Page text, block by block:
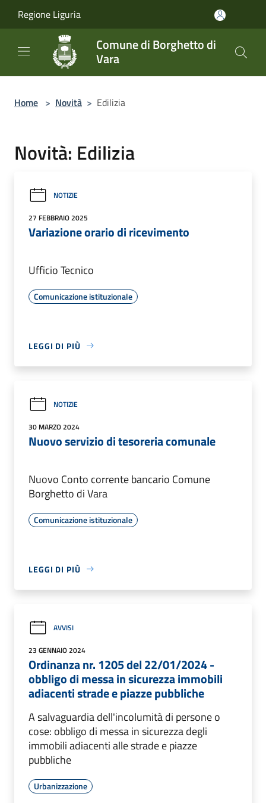
Regione Liguria
Comune di Borghetto di
Vara
Home > Novità > Edilizia
Novità: Edilizia
NOTIZIE
27 FEBBRAIO 2025
Variazione orario di ricevimento
Ufficio Tecnico
Comunicazione istituzionale
LEGGI DI PIÙ
NOTIZIE
30 MARZO 2024
Nuovo servizio di tesoreria comunale
Nuovo Conto corrente bancario Comune
Borghetto di Vara
Comunicazione istituzionale
LEGGI DI PIÙ
AVVISI
23 GENNAIO 2024
Ordinanza nr. 1205 del 22/01/2024 -
obbligo di messa in sicurezza immobili
adiacenti strade e piazze pubbliche
A salvaguardia dell'incolumità di persone o
cose: obbligo di messa in sicurezza degli
immobili adiacenti alle strade e piazze
pubbliche
Urbanizzazione